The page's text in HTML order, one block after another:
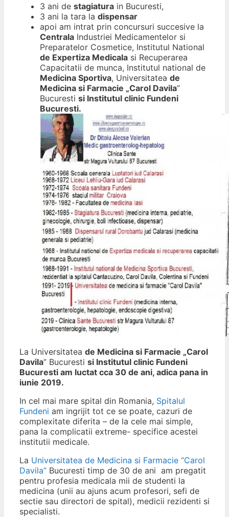
3 ani de stagiatura in Bucuresti,
3 ani la tara la dispensar
apoi am intrat prin concursuri succesive la
Centrala Industriei Medicamentelor si
Preparatelor Cosmetice, Institutul National
de Expertiza Medicala si Recuperarea
Capacitatii de munca, Institutul national de
Medicina Sportiva, Universitatea de
Medicina si Farmacie „Carol Davila”
Bucuresti si Institutul clinic Fundeni
Bucuresti.
La Universitatea de Medicina si Farmacie „Carol
Davila” Bucuresti si Institutul clinic Fundeni
Bucuresti am luctat cca 30 de ani, adica pana in
iunie 2019.
In cel mai mare spital din Romania, Spitalul
Fundeni am ingrijit tot ce se poate, cazuri de
complexitate diferita – de la cele mai simple,
pana la complicatii extreme- specifice acestei
institutii medicale.
La Universitatea de Medicina si Farmacie “Carol
Davila” Bucuresti timp de 30 de ani am pregatit
pentru profesia medicala mii de studenti la
medicina (unii au ajuns acum profesori, sefi de
sectie sau directori de spital), medicii rezidenti si
specialisti.